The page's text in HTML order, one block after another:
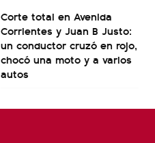
Corte total en Avenida
Corrientes y Juan B Justo:
un conductor cruzó en rojo,
chocó una moto y a varios
autos